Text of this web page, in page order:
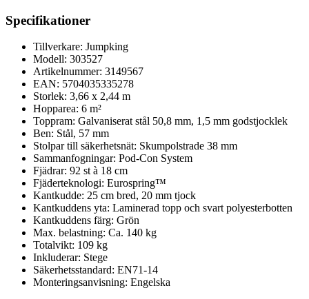
Specifikationer
Tillverkare: Jumpking
Modell: 303527
Artikelnummer: 3149567
EAN: 5704035335278
Storlek: 3,66 x 2,44 m
Hopparea: 6 m²
Toppram: Galvaniserat stål 50,8 mm, 1,5 mm godstjocklek
Ben: Stål, 57 mm
Stolpar till säkerhetsnät: Skumpolstrade 38 mm
Sammanfogningar: Pod-Con System
Fjädrar: 92 st à 18 cm
Fjäderteknologi: Eurospring™
Kantkudde: 25 cm bred, 20 mm tjock
Kantkuddens yta: Laminerad topp och svart polyesterbotten
Kantkuddens färg: Grön
Max. belastning: Ca. 140 kg
Totalvikt: 109 kg
Inkluderar: Stege
Säkerhetsstandard: EN71-14
Monteringsanvisning: Engelska